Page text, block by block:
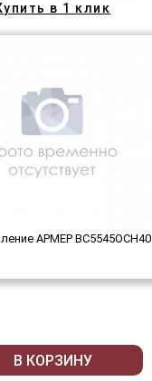
в 1 клик
АРМЕР ВС5545ОСН40
В КОРЗИНУ